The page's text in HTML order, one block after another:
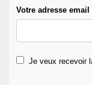
Votre adresse email
Je veux recevoir